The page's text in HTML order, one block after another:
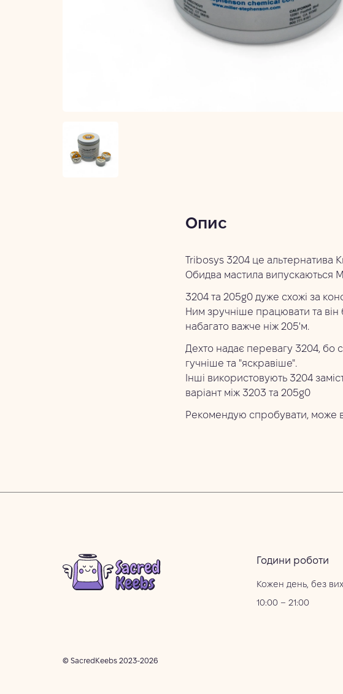
Опис
Tribosys 3204 це альтернатива
Обидва мастила випускаються
3204 та 205g0 дуже схожі за
Ним зручніше працювати та він
набагато важче ніж 205'м.
Дехто надає перевагу 3204, бо
гучніше та "яскравіше".
Інші використовують 3204
варіант між 3203 та 205g0
Рекомендую спробувати, може
Години роботи
Кожен день, без
10:00 – 21:00
© SacredKeebs 2023-2026